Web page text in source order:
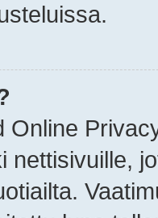
Online
nettisivuille,